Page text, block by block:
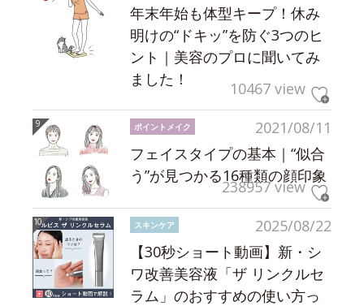
年末年始も体型キープ！休み
明けの“ドキッ”を防ぐ3つのヒ
ント｜美容のプロに聞いてみ
ました！
10467 view
2021/08/11
ポイントメイク
フェイスタイプの基本｜“似合
う”が見つかる16種類の顔印象
238957 view
2025/08/22
スキンケア
【30秒ショート動画】新・シ
ワ改善美容液「ザ リンクルセ
ラム」のおすすめの使い方っ